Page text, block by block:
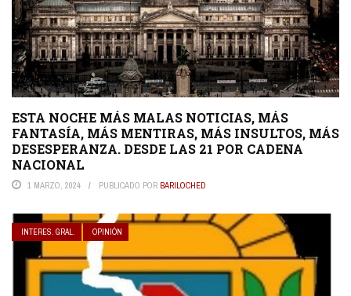
ESTA NOCHE MÁS MALAS NOTICIAS, MÁS
FANTASÍA, MÁS MENTIRAS, MÁS INSULTOS, MÁS
DESESPERANZA. DESDE LAS 21 POR CADENA
NACIONAL
1 MARZO, 2024 PUBLICADO POR BARILOCHED
INTERES. GRAL. OPINIÓN